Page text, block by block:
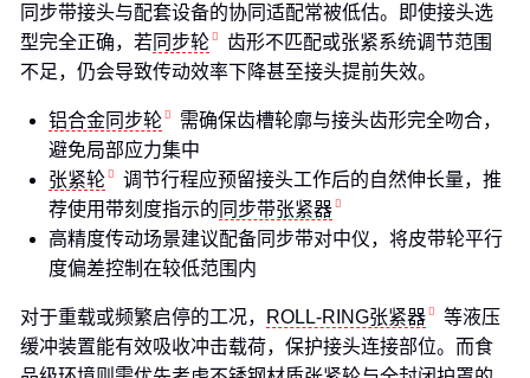
同步带接头与配套设备的协同适配常被低估。即使接头选
型完全正确，若同步轮
齿形不匹配或张紧系统调节范围
不足，仍会导致传动效率下降甚至接头提前失效。
铝合金同步轮
需确保齿槽轮廓与接头齿形完全吻合，
避免局部应力集中
张紧轮
调节行程应预留接头工作后的自然伸长量，推
荐使用带刻度指示的 同步带张紧器
高精度传动场景建议配备同步带对中仪，将皮带轮平行
度偏差控制在较低范围内
对于重载或频繁启停的工况， ROLL-RING张紧器
等液压
缓冲装置能有效吸收冲击载荷，保护接头连接部位。而食